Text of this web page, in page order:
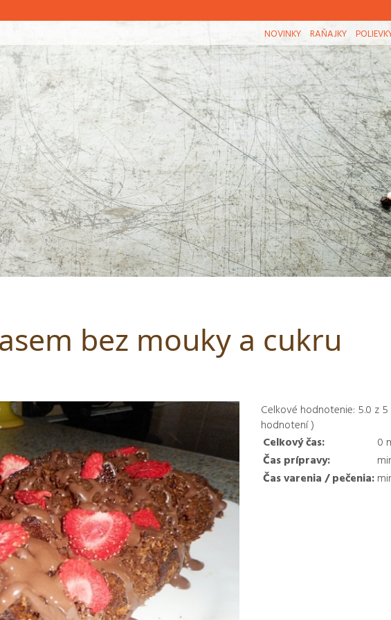
NOVINKY RAŇAJKY
bez mouky a cukru
Celkové hodnotenie: 5.0 z 5
hodnotení )
Celkový čas:
0
Čas prípravy:
Čas varenia / pečenia: